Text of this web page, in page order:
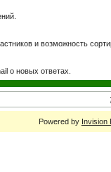
и возможность
о новых ответах.
Powered by Invision